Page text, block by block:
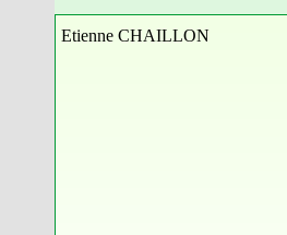
Etienne CHAILLON